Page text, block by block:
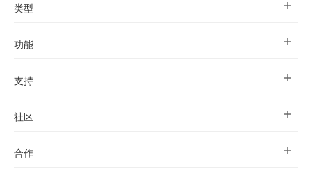
类型
功能
支持
社区
合作